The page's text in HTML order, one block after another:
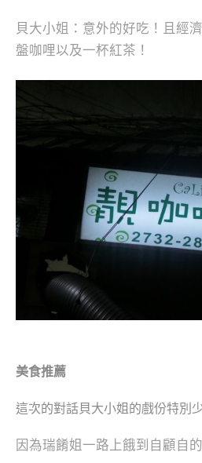
貝大小姐：意外的好吃！且經
盤咖哩以及一杯紅茶！
美食推薦
這次的對話貝大小姐的戲份特別
因為瑞餚姐一路上餓到自顧自